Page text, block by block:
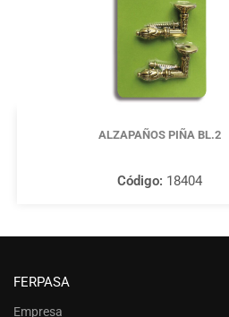
ALZAPAÑOS PIÑA BL.2
Código: 18404
FERPASA
Empresa